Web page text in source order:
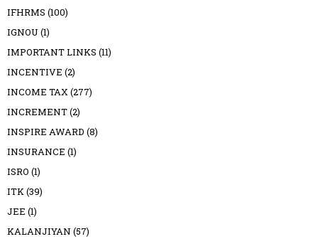
IFHRMS (100)
IGNOU (1)
IMPORTANT LINKS (11)
INCENTIVE (2)
INCOME TAX(277)
INCREMENT(2)
INSPIRE AWARD (8)
INSURANCE (1)
ISRO (1)
ITK(39)
JEE (1)
KALANJIYAN (57)